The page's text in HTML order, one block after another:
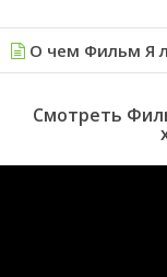
О чем Фильм Я
Смотреть